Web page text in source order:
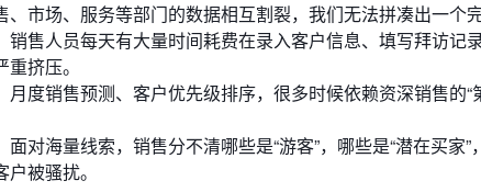
、市场、服务等部门的数据相互割裂，我们无法拼凑出一个
销售人员每天有大量时间耗费在录入客户信息、填写拜访记
挤压。
月度销售预测、客户优先级排序，很多时候依赖资深销售的
面对海量线索，销售分不清哪些是“游客”，哪些是“潜在买家
被骚扰。